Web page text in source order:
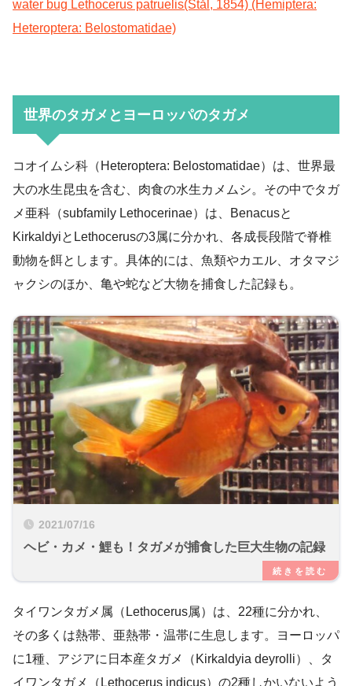
water bug Lethocerus patruelis(Stål, 1854) (Hemiptera:
Heteroptera: Belostomatidae)
世界のタガメとヨーロッパのタガメ
コオイムシ科（Heteroptera: Belostomatidae）は、世界最
大の水生昆虫を含む、肉食の水生カメムシ。その中でタガ
メ亜科（subfamily Lethocerinae）は、Benacusと
KirkaldyiとLethocerusの3属に分かれ、各成長段階で脊椎
動物を餌とします。具体的には、魚類やカエル、オタマジ
ャクシのほか、亀や蛇など大物を捕食した記録も。
2021/07/16
ヘビ・カメ・鯉も！タガメが捕食した巨大生物の記録
タイワンタガメ属（Lethocerus属）は、22種に分かれ、
その多くは熱帯、亜熱帯・温帯に生息します。ヨーロッパ
に1種、アジアに日本産タガメ（Kirkaldyia deyrolli）、タ
イワンタガメ（Lethocerus indicus）の2種しかいないよう